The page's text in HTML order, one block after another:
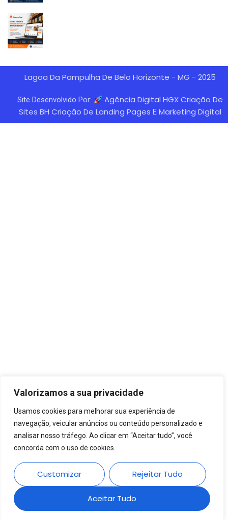
Valorizamos a sua privacidade
Usamos cookies para melhorar sua experiência de
navegação, veicular anúncios ou conteúdo personalizado e
analisar nosso tráfego. Ao clicar em “Aceitar tudo”, você
concorda com o uso de cookies.
Customizar Rejeitar Tudo
Aceitar Tudo
Lagoa Da Pampulha De Belo Horizonte - MG - 2025
Site Desenvolvido Por:
Agência Digital HGX Criação De
Sites BH Criação De Landing Pages E Marketing Digital